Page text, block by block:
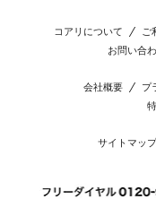
コアリについて ご
お問い合
会社概要 プ
サイトマップ